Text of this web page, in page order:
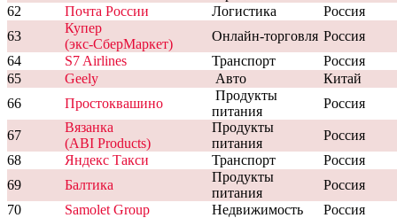
62
Почта России Логистика
Россия
63
Купер
(экс-СберМаркет)
Онлайн-торговля Россия
64
S7 Airlines Транспорт
Россия
65
Geely Авто
Китай
66
Простоквашино
Продукты
питания
Россия
67
Вязанка
(ABI Products)
Продукты
питания
Россия
68
Яндекс Такси Транспорт
Россия
69
Балтика
Продукты
питания
Россия
70
Samolet Group Недвижимость
Россия